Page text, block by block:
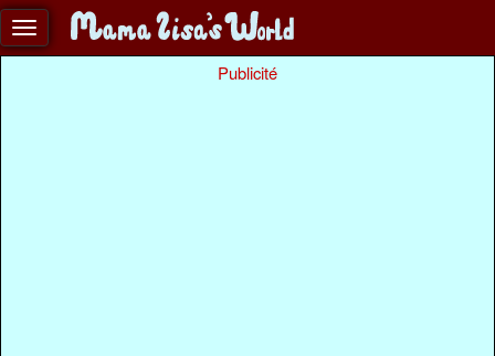
Publicité